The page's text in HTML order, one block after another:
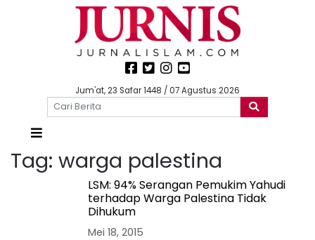
Jum'at, 23 Safar 1448 / 07 Agustus 2026
Tag: warga palestina
LSM: 94% Serangan Pemukim Yahudi
terhadap Warga Palestina Tidak
Dihukum
Mei 18, 2015